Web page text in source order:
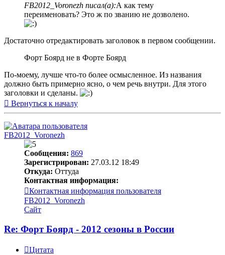
FB2012_Voronezh писал(а):А как тему
переименовать? Это ж по званию не дозволено.
Достаточно отредактировать заголовок в первом сообщении.
Форт Боярд не в Форте Боярд
По-моему, лучше что-то более осмысленное. Из названия
должно быть примерно ясно, о чем речь внутри. Для этого
заголовки и сделаны.
Вернуться к началу
FB2012_Voronezh
Сообщения: 869
Зарегистрирован: 27.03.12 18:49
Откуда: Оттуда
Контактная информация:
Контактная информация пользователя
FB2012_Voronezh
Сайт
Re: Форт Боярд - 2012 сезоны в России
Цитата